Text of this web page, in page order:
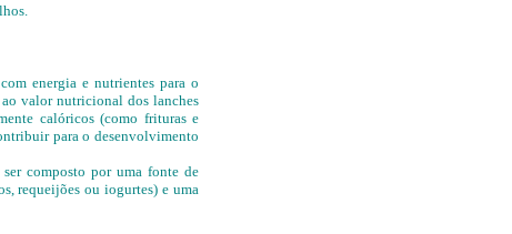
energia e nutrientes para o
ao valor nutricional dos lanches
calóricos (como frituras e
para o desenvolvimento
composto por uma fonte de
requeijões ou iogurtes) e uma